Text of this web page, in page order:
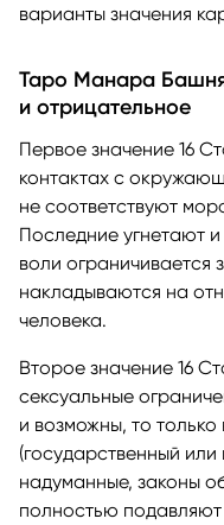
варианты значения
Таро Манара
и отрицательное
Первое значение 16
контактах с
не соответствуют
Последние угнетают
воли ограничивается
накладываются на
человека.
Второе значение 16
сексуальные
и возможны, то
(государственный
надуманные, законы
полностью подавляют